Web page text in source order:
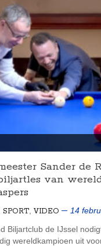
Sander de
van
SPORT VIDEO
14
Biljartclub de IJssel
wereldkampioen uit